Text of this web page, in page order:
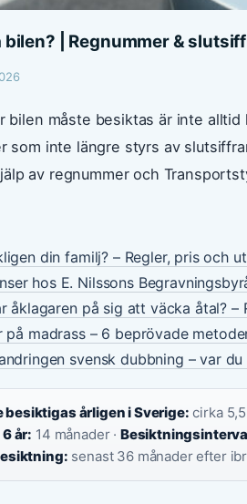
bilen? | Regnummer &
bilen måste besiktas är inte
som inte längre styrs av
av regnummer och
din familj? – Regler, pris och
hos E. Nilssons
åklagaren på sig att väcka åtal? –
på madrass – 6 beprövade
svensk dubbning – var
besiktigas årligen i Sverige: cirka
år: 14 månader ·
senast 36 månader efter